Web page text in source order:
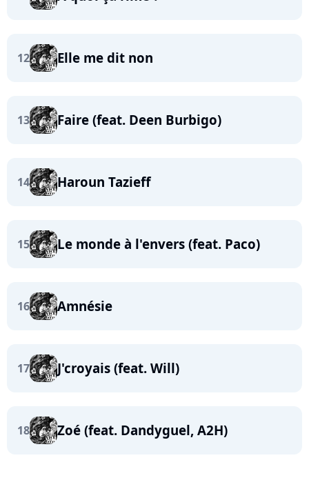
12 Elle me dit non
13 Faire (feat. Deen Burbigo)
14 Haroun Tazieff
15 Le monde à l'envers (feat. Paco)
16 Amnésie
17 J'croyais (feat. Will)
18 Zoé (feat. Dandyguel, A2H)